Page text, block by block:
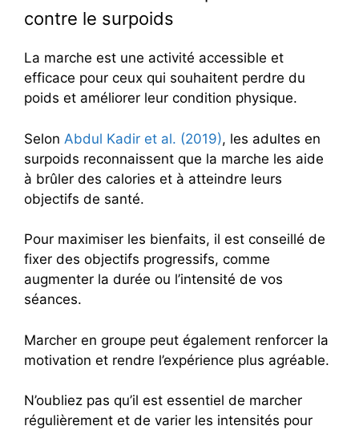
contre le surpoids
La marche est une activité accessible et
efficace pour ceux qui souhaitent perdre du
poids et améliorer leur condition physique.
Selon Abdul Kadir et al. (2019), les adultes en
surpoids reconnaissent que la marche les aide
à brûler des calories et à atteindre leurs
objectifs de santé.
Pour maximiser les bienfaits, il est conseillé de
fixer des objectifs progressifs, comme
augmenter la durée ou l’intensité de vos
séances.
Marcher en groupe peut également renforcer la
motivation et rendre l’expérience plus agréable.
N’oubliez pas qu’il est essentiel de marcher
régulièrement et de varier les intensités pour